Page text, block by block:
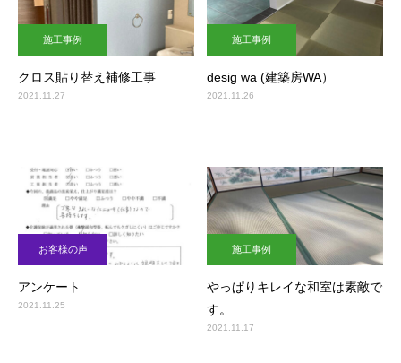
施工事例
クロス貼り替え補修工事
2021.11.27
施工事例
desig wa (建築房WA）
2021.11.26
お客様の声
アンケート
2021.11.25
施工事例
やっぱりキレイな和室は素敵で
す。
2021.11.17